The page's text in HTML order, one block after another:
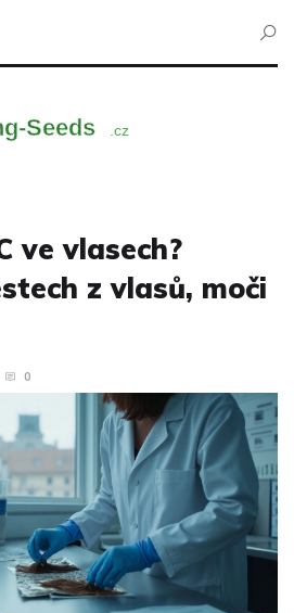
ve vlasech?
z vlasů, moči
0